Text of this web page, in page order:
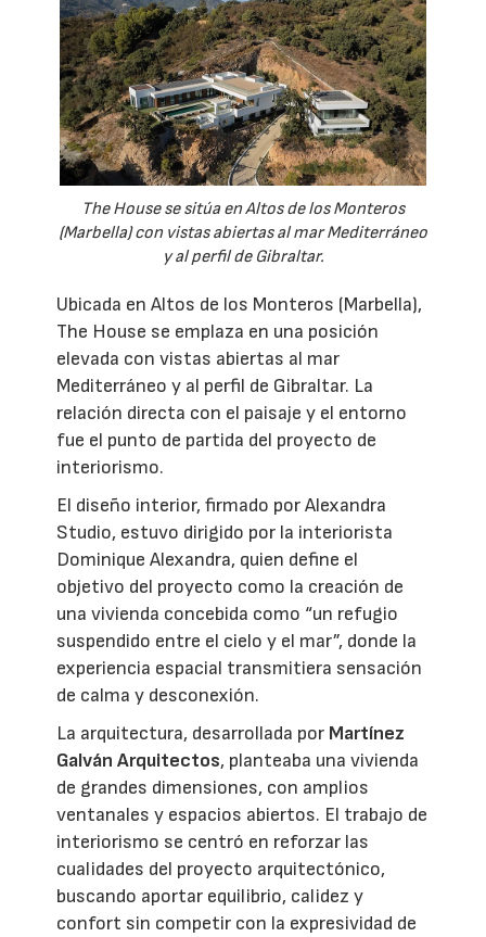
The House se sitúa en Altos de los Monteros
(Marbella) con vistas abiertas al mar Mediterráneo
y al perfil de Gibraltar.
Ubicada en Altos de los Monteros (Marbella),
The House se emplaza en una posición
elevada con vistas abiertas al mar
Mediterráneo y al perfil de Gibraltar. La
relación directa con el paisaje y el entorno
fue el punto de partida del proyecto de
interiorismo.
El diseño interior, firmado por Alexandra
Studio, estuvo dirigido por la interiorista
Dominique Alexandra, quien define el
objetivo del proyecto como la creación de
una vivienda concebida como “un refugio
suspendido entre el cielo y el mar”, donde la
experiencia espacial transmitiera sensación
de calma y desconexión.
La arquitectura, desarrollada por Martínez
Galván Arquitectos, planteaba una vivienda
de grandes dimensiones, con amplios
ventanales y espacios abiertos. El trabajo de
interiorismo se centró en reforzar las
cualidades del proyecto arquitectónico,
buscando aportar equilibrio, calidez y
confort sin competir con la expresividad de